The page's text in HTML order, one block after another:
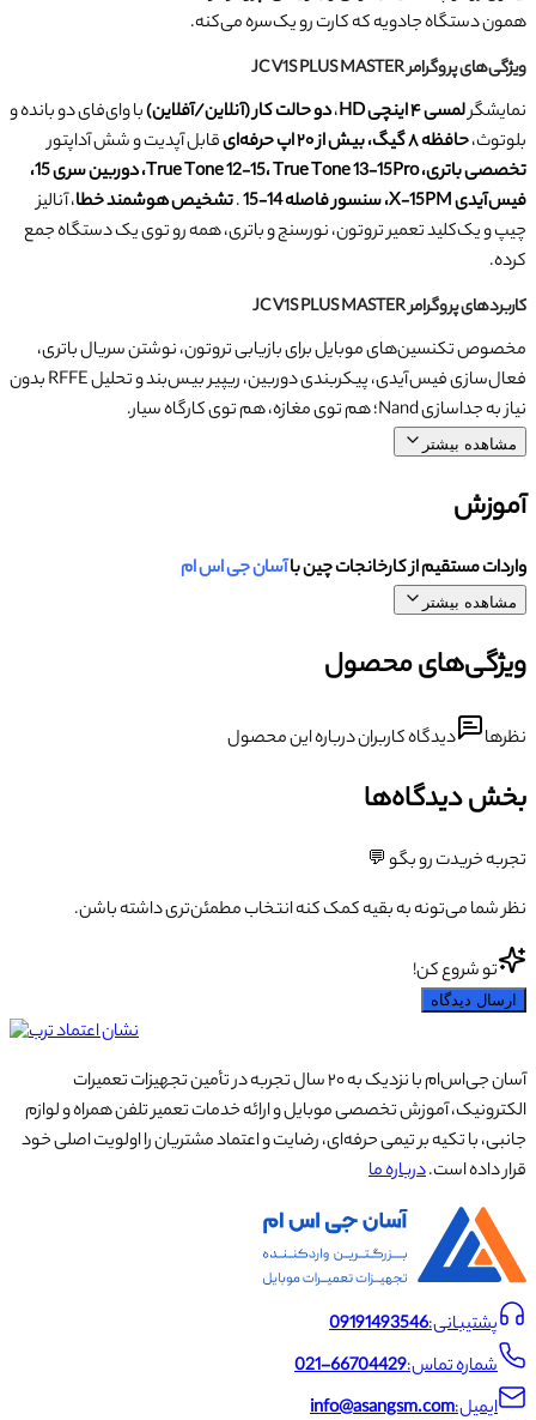
همون دستگاه جادویه که کارت رو یک‌سره می‌کنه.
ویژگی‌های پروگرامر JC V1S PLUS MASTER
نمایشگرلمسی ۴ اینچی HD ،دو حالت کار (آنلاین/آفلاین)با وای‌فای دو بانده و
بلوتوث،حافظه ۸ گیگ، بیش از ۲۰ اپ حرفه‌ای
قابل آپدیت و شش آداپتور
تخصصی باتری، ‌True Tone 12‑15، ‌True Tone 13‑15Pro، دوربین سری 15،
فیس آیدی X‑15PM، سنسور فاصله 14‑15
.تشخیص هوشمند خطا، آنالیز
چیپ و یک‌کلید تعمیر تروتون‌، نورسنج و باتری، همه رو توی یک دستگاه جمع
کرده.
کاربردهای پروگرامر JC V1S PLUS MASTER
مخصوص تکنسین‌های موبایل برای بازیابی تروتون، نوشتن سریال باتری،
فعال‌سازی فیس آیدی، پیکربندی دوربین، ریپیر بیس‌بند و تحلیل RFFE بدون
نیاز به جداسازی Nand؛ هم توی مغازه، هم توی کارگاه سیار.
مشاهده بیشتر
آموزش
واردات مستقیم از کارخانجات چین باآسان جی اس ام
مشاهده بیشتر
ویژگی‌های محصول
نظرها دیدگاه کاربران درباره این محصول
بخش دیدگاه‌ها
تجربه خریدت رو بگو 💬
نظر شما می‌تونه به بقیه کمک کنه انتخاب مطمئن‌تری داشته باشن.
تو شروع کن!
ارسال دیدگاه
آسان جی‌اس‌ام با نزدیک به ۲۰ سال تجربه در تأمین تجهیزات تعمیرات
الکترونیک، آموزش تخصصی موبایل و ارائه خدمات تعمیر تلفن همراه و لوازم
جانبی، با تکیه بر تیمی حرفه‌ای، رضایت و اعتماد مشتریان را اولویت اصلی خود
قرار داده است.درباره ما
پشتیبانی:09191493546
شماره تماس:021-66704429
ایمیل:info@asangsm.com